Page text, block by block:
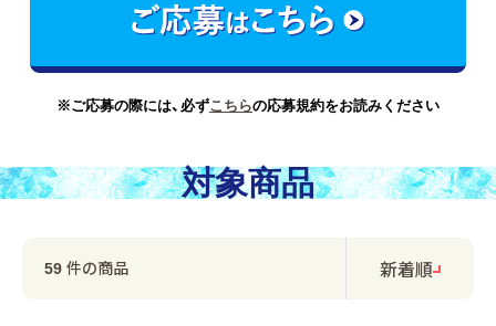
※ご応募の際には、必ずこちらの応募規約をお読みください
対象商品
59 件の商品 新着順